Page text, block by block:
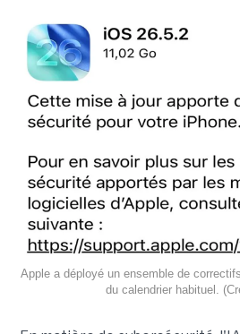
Apple a déployé un ensemble de
du calendrier habituel.